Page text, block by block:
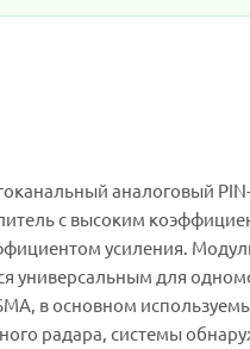
аналоговый
с высоким
усиления.
универсальным для
в основном
радара, системы